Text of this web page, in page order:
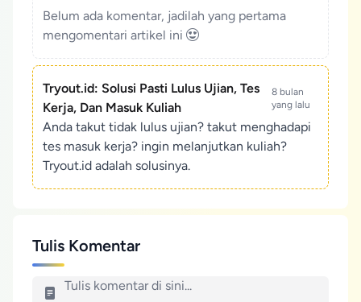
Belum ada komentar, jadilah yang pertama
mengomentari artikel ini
Tryout.id: Solusi Pasti Lulus Ujian, Tes
Kerja, Dan Masuk Kuliah
8 bulan
yang lalu
Anda takut tidak lulus ujian? takut menghadapi
tes masuk kerja? ingin melanjutkan kuliah?
Tryout.id adalah solusinya.
Tulis Komentar